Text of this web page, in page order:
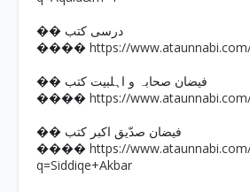
�� درسی کتب
���� https://
�� فیضان صحابہ و اہلبیت کتب
���� https://
�� فیضان صدّیق اکبر کتب
���� https://
q=Siddiqe+Akbar